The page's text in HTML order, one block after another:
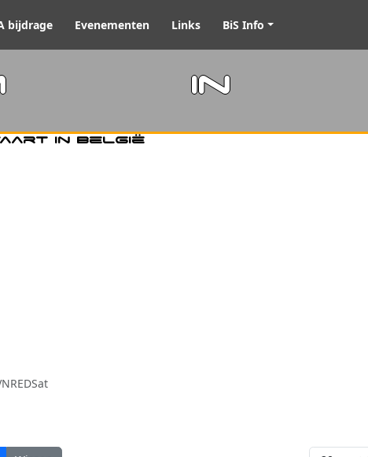
bijdrage Evenementen Links BiS Info
in
in België
Toon #